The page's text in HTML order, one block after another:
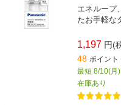
エネループ
たお手軽な
1,197 円(
48 ポイント
最短 8/10(月
在庫あり